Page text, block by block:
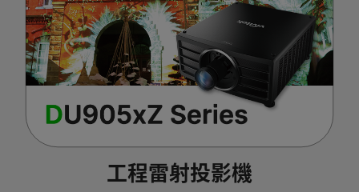
工程雷射投影機